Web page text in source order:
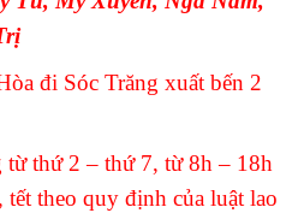
đi Sóc Trăng xuất bến 2
từ thứ 2 – thứ 7, từ 8h – 18h
tết theo quy định của luật lao